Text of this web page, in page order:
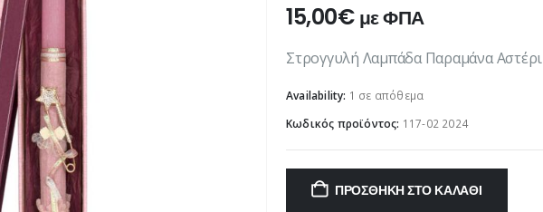
15,00€ με ΦΠΑ
Στρογγυλή Λαμπάδα Παραμάνα Αστέρι
Availability: 1 σε απόθεμα
Κωδικός προϊόντος: 117-02 2024
ΠΡΟΣΘΉΚΗ ΣΤΟ ΚΑΛΆΘΙ